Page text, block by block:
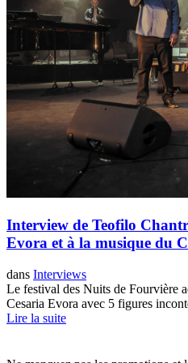
Interview de Teofilo
Evora et à la musique du
dans Interviews
Le festival des Nuits de Fourvière
Cesaria Evora avec 5 figures
Lire la suite